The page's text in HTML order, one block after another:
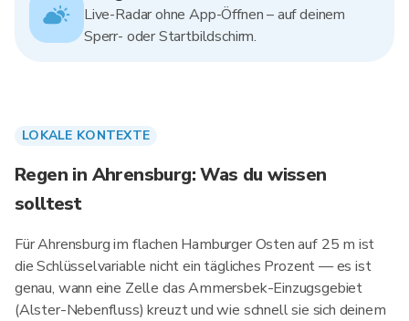
Live-Radar ohne App-Öffnen – auf deinem
Sperr- oder Startbildschirm.
LOKALE KONTEXTE
Regen in Ahrensburg: Was du wissen
solltest
Für Ahrensburg im flachen Hamburger Osten auf 25 m ist
die Schlüsselvariable nicht ein tägliches Prozent — es ist
genau, wann eine Zelle das Ammersbek-Einzugsgebiet
(Alster-Nebenfluss) kreuzt und wie schnell sie sich deinem